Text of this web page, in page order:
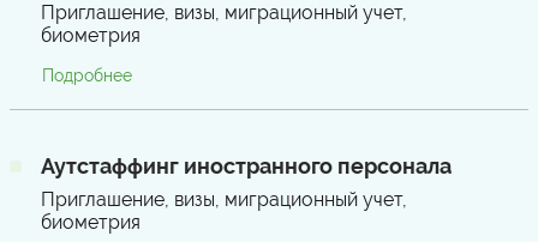
Приглашение, визы, миграционный учет,
биометрия
Подробнее
Аутстаффинг иностранного персонала
Приглашение, визы, миграционный учет,
биометрия